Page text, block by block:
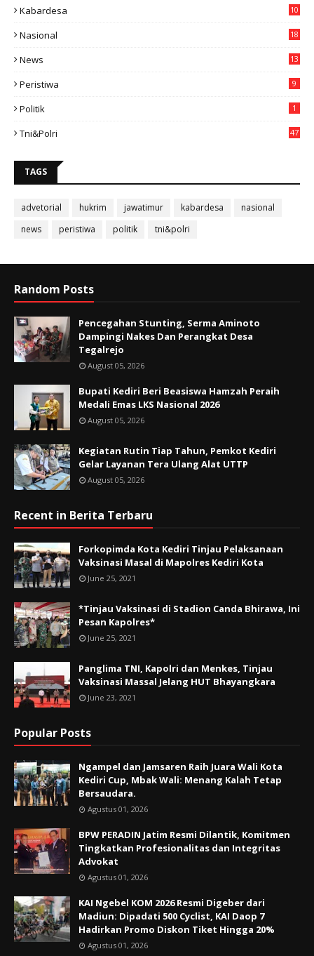
Kabardesa
10
Nasional
18
News
13
Peristiwa 9
Politik 1
Tni&polri 47
TAGS
advetorial hukrim jawatimur kabardesa
nasional
news
peristiwa politik tni&polri
Random Posts
Pencegahan Stunting, Serma Aminoto
Dampingi Nakes Dan Perangkat Desa
Tegalrejo
August 05, 2026
Bupati Kediri Beri Beasiswa Hamzah Peraih
Medali Emas LKS Nasional 2026
August 05, 2026
Kegiatan Rutin Tiap Tahun, Pemkot Kediri
Gelar Layanan Tera Ulang Alat UTTP
August 05, 2026
Recent in Berita Terbaru
Forkopimda Kota Kediri Tinjau Pelaksanaan
Vaksinasi Masal di Mapolres Kediri Kota
June 25, 2021
*Tinjau Vaksinasi di Stadion Canda Bhirawa, Ini
Pesan Kapolres*
June 25, 2021
Panglima TNI, Kapolri dan Menkes, Tinjau
Vaksinasi Massal Jelang HUT Bhayangkara
June 23, 2021
Popular Posts
Ngampel dan Jamsaren Raih Juara Wali Kota
Kediri Cup, Mbak Wali: Menang Kalah Tetap
Bersaudara.
Agustus 01, 2026
BPW PERADIN Jatim Resmi Dilantik, Komitmen
Tingkatkan Profesionalitas dan Integritas
Advokat
Agustus 01, 2026
KAI Ngebel KOM 2026 Resmi Digeber dari
Madiun: Dipadati 500 Cyclist, KAI Daop 7
Hadirkan Promo Diskon Tiket Hingga 20%
Agustus 01, 2026